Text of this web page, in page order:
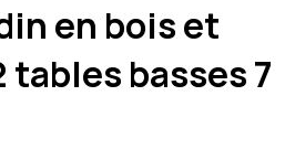
en bois et
tables basses 7